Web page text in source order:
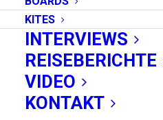
KITES
INTERVIEWS
REISEBERICHTE
VIDEO
KONTAKT
Tricks bei